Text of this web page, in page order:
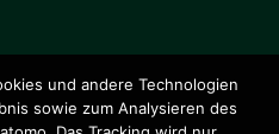
und andere Technologien
sowie zum Analysieren des